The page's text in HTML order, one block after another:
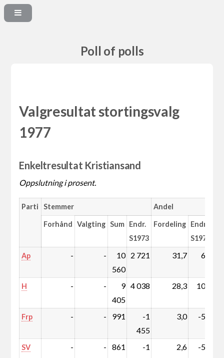
Poll of polls
Valgresultat stortingsvalg
1977
Enkeltresultat Kristiansand
Oppslutning i prosent.
Parti Stemmer Andel
Forhånd Valgting Sum Endr.
S1973
Fordeling Endr.
S1973
Ap - -
10
560
2 721 31,7 6,2
H - -
9
405
4 038 28,3 10,8
Frp - - 991
-1
455
3,0 -5,0
SV - - 861
-1
2,6 -5,7